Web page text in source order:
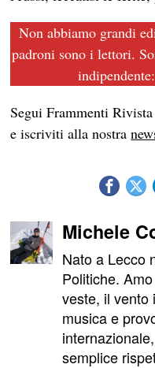
Non abbiamo grandi
padroni sono i lettori.
Segui Frammenti
e iscriviti alla nostra
Michele
Nato a Lecco
Politiche.
veste, il vento
musica e
semplice